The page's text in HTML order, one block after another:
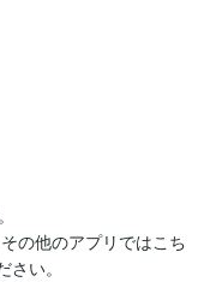
の他のアプリではこち
い。